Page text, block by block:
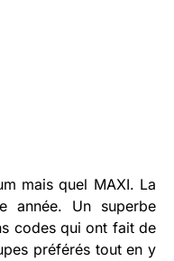
mais quel MAXI. La
année. Un superbe
codes qui ont fait de
préférés tout en y